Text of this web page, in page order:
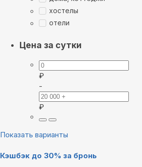
хостелы
отели
Цена за сутки
₽
-
₽
Показать варианты
Кэшбэк до 30% за бронь